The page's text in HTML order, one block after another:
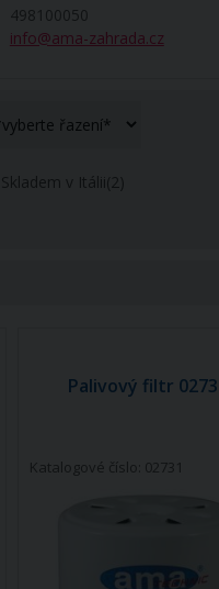
498100050
info@ama-zahrada.cz
Skladem v Itálii(2)
Palivový filtr
Katalogové číslo: 02731